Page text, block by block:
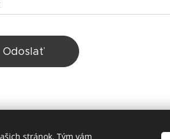
Odoslať
FutbaloveTurnaje.sk
stránok. Tým vám